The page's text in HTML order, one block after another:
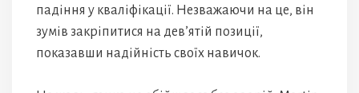
падіння у кваліфікації. Незважаючи на це, він
зумів закріпитися на дев’ятій позиції,
показавши надійність своїх навичок.